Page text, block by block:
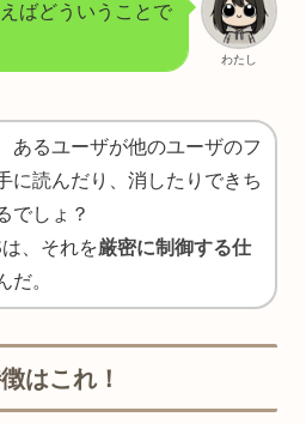
わたし
ばどういうことで
あるユーザが他のユーザのフ
に読んだり、消したりできち
でしょ？
、それを厳密に制御する仕
だ。
はこれ！